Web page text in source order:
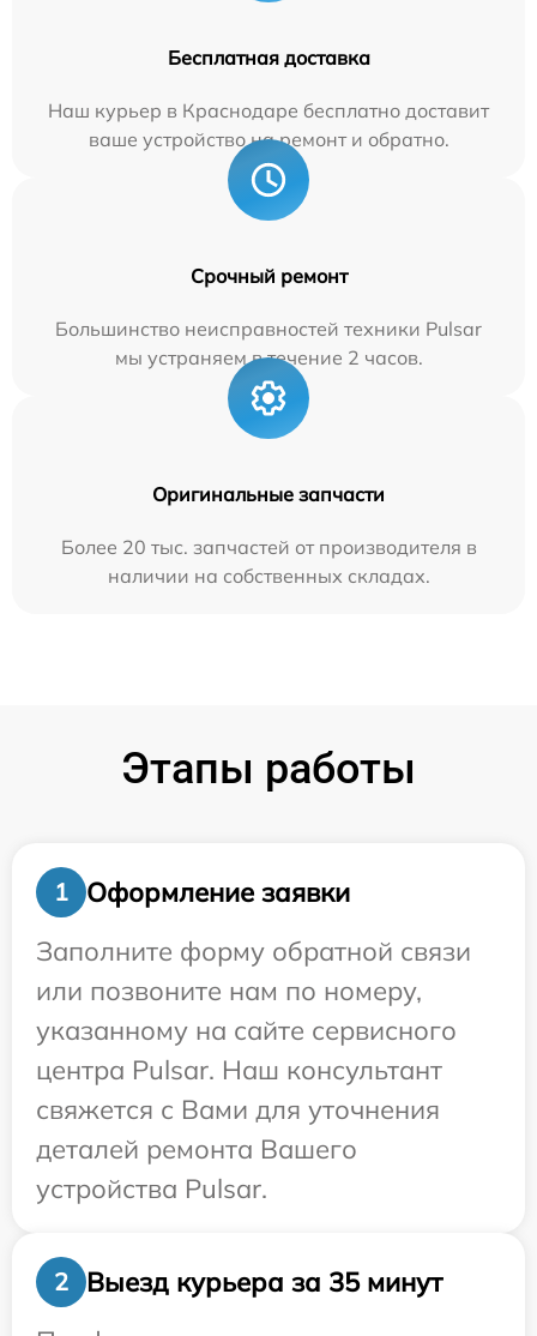
Бесплатная доставка
Наш курьер в Краснодаре бесплатно доставит
ваше устройство на ремонт и обратно.
Срочный ремонт
Большинство неисправностей техники Pulsar
мы устраняем в течение 2 часов.
Оригинальные запчасти
Более 20 тыс. запчастей от производителя в
наличии на собственных складах.
Этапы работы
1
Оформление заявки
Заполните форму обратной связи
или позвоните нам по номеру,
указанному на сайте сервисного
центра Pulsar. Наш консультант
свяжется с Вами для уточнения
деталей ремонта Вашего
устройства Pulsar.
2
Выезд курьера за 35 минут